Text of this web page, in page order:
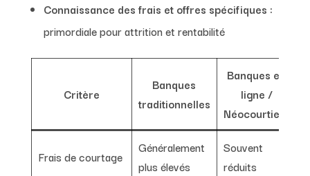
Connaissance des frais et offres spécifiques :
primordiale pour attrition et rentabilité
Critère
Banques
traditionnelles
Banques en
ligne /
Néocourtiers
Frais de courtage
Généralement
plus élevés
Souvent
réduits